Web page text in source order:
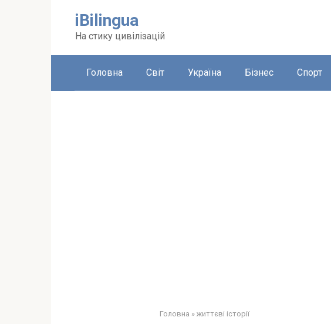
iBilingua
На стику цивілізацій
Головна Світ Україна Бізнес Спорт
Головна » життєві історії